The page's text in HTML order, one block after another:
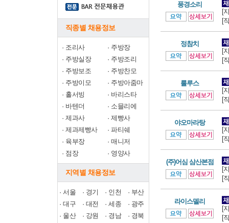
직종별 채용정보
· 조리사 · 주방장
· 주방실장 · 주방조리
· 주방보조 · 주방찬모
· 주방이모 · 주방아줌마
· 홀서빙 · 바리스타
· 바텐더 · 소믈리에
·제과사 ·제빵사
·제과제빵사 ·파티쉐
· 육부장 ·매니저
· 점장 · 영양사
지역별 채용정보
· 서울 · 경기 · 인천 · 부산
· 대구 · 대전 · 세종 · 광주
· 울산 · 강원 · 경남 · 경북
풍경소리
[
[
정참치
[
[
룰루스
[
[
야오마라탕
[
[
(주)어심 삼산본점
[
[
라이스델리
[
[